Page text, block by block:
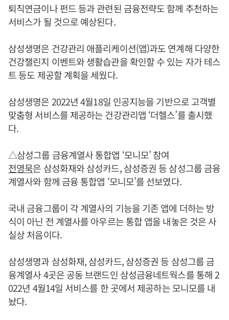
퇴직연금이나 펀드 등과 관련된 금융전략도 함께 추천하는
서비스가 될 것으로 예상된다.
삼성생명은 건강관리 애플리케이션(앱)과도 연계해 다양한
건강챌린지 이벤트와 생활습관을 확인할 수 있는 자가 테스
트 등도 제공할 계획을 세웠다.
삼성생명은 2022년 4월18일 인공지능을 기반으로 고객별
맞춤형 서비스를 제공하는 건강관리앱 ‘더헬스’를 출시했
다.
△삼성그룹 금융계열사 통합앱 ‘모니모’ 참여
전영묵은 삼성화재와 삼성카드, 삼성증권 등 삼성그룹 금융
계열사와 함께 금융 통합앱 ‘모니모’를 선보였다.
국내 금융그룹이 각 계열사의 기능을 기존 앱에 더하는 방
식이 아닌 전 계열사를 아우르는 통합 앱을 내놓은 것은 사
실상 처음이다.
삼성생명과 삼성화재, 삼성카드, 삼성증권 등 삼성그룹 금
융계열사 4곳은 공동 브랜드인 삼성금융네트웍스를 통해 2
022년 4월14일 서비스를 한 곳에서 제공하는 모니모를 내
놨다.